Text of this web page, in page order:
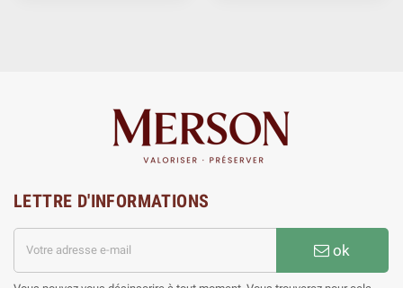
LETTRE D'INFORMATIONS
ok